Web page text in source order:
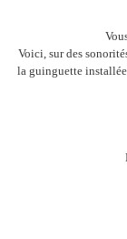
Voici, sur des
la guinguette